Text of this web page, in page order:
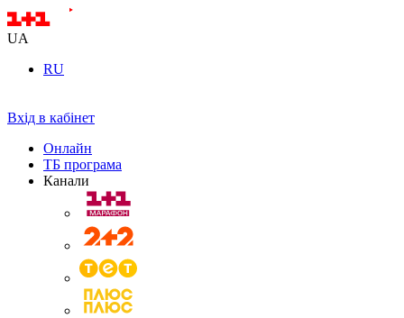
UA
RU
Вхід в кабінет
Онлайн
ТБ програма
Канали